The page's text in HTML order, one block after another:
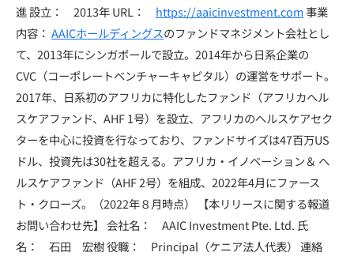
進 設立： 2013年 URL： https://aaicinvestment.com事業
内容： AAICホールディングスのファンドマネジメント会社とし
て、2013年にシンガポールで設立。2014年から日系企業の
CVC（コーポレートベンチャーキャピタル）の運営をサポート。
2017年、日系初のアフリカに特化したファンド（アフリカヘル
スケアファンド、AHF 1号）を設立、アフリカのヘルスケアセク
ターを中心に投資を行なっており、ファンドサイズは47百万US
ドル、投資先は30社を超える。アフリカ・イノベーション＆ ヘ
ルスケアファンド（AHF 2号）を組成、2022年4月にファース
ト・クローズ。（2022年８月時点） 【本リリースに関する報道
お問い合わせ先】 会社名： AAIC Investment Pte. Ltd. 氏
名： 石田 宏樹 役職： Principal（ケニア法人代表） 連絡